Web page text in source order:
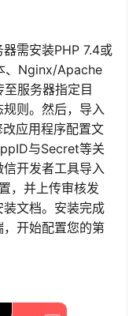
需安装PHP 7.4或
、Nginx/Apache
服务器指定目
则。然后，导入
应用程序配置文
与Secret等关
开发者工具导入
，并上传审核发
文档。安装完成
开始配置您的第